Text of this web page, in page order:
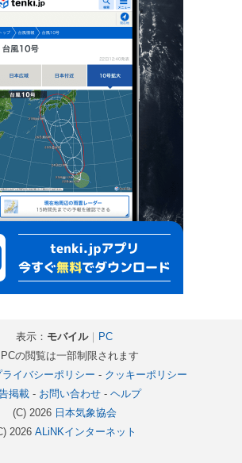
表示： モバイル｜ PC
の閲覧は一部制限されます
ライバシーポリシー - クッキーポリシー
掲載- お問い合わせ- ヘルプ
(C) 2026 日本気象協会
2026 ALiNKインターネット